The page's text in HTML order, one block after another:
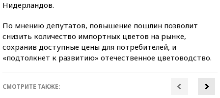
Нидерландов.
По мнению депутатов, повышение пошлин позволит
снизить количество импортных цветов на рынке,
сохранив доступные цены для потребителей, и
«подтолкнет к развитию» отечественное цветоводство.
СМОТРИТЕ ТАКЖЕ: